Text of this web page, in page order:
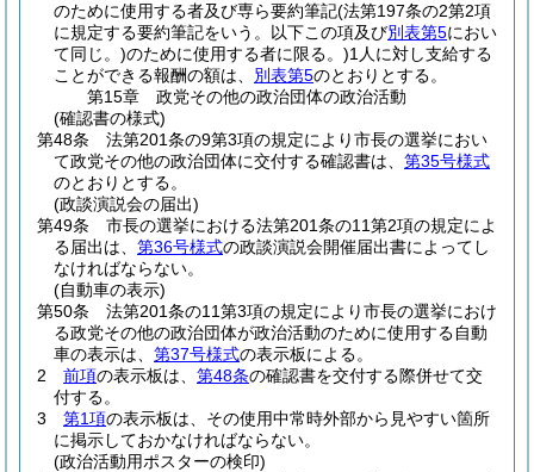
のために使用する者及び専ら要約筆記(法第197条の2第2項
に規定する要約筆記をいう。以下この項及び別表第5におい
て同じ。)のために使用する者に限る。)1人に対し支給する
ことができる報酬の額は、 別表第5のとおりとする。
第15章
政党その他の政治団体の政治活動
(確認書の様式)
第48条
法第201条の9第3項の規定により市長の選挙におい
て政党その他の政治団体に交付する確認書は、 第35号様式
のとおりとする。
(政談演説会の届出)
第49条
市長の選挙における法第201条の11第2項の規定によ
る届出は、 第36号様式の政談演説会開催届出書によってし
なければならない。
(自動車の表示)
第50条
法第201条の11第3項の規定により市長の選挙におけ
る政党その他の政治団体が政治活動のために使用する自動
車の表示は、 第37号様式の表示板による。
2
前項の表示板は、 第48条の確認書を交付する際併せて交
付する。
3
第1項の表示板は、その使用中常時外部から見やすい箇所
に掲示しておかなければならない。
(政治活動用ポスターの検印)